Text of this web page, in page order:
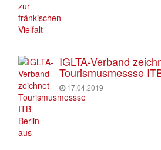
IGLTA-Verband
Tourismusmessse
17.04.2019